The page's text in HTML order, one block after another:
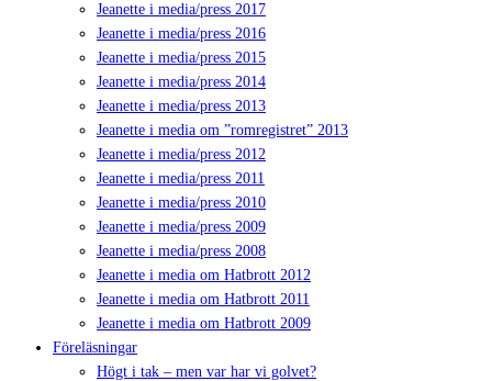
Jeanette i media/press 2017
Jeanette i media/press 2016
Jeanette i media/press 2015
Jeanette i media/press 2014
Jeanette i media/press 2013
Jeanette i media om ”romregistret” 2013
Jeanette i media/press 2012
Jeanette i media/press 2011
Jeanette i media/press 2010
Jeanette i media/press 2009
Jeanette i media/press 2008
Jeanette i media om Hatbrott 2012
Jeanette i media om Hatbrott 2011
Jeanette i media om Hatbrott 2009
Föreläsningar
Högt i tak – men var har vi golvet?